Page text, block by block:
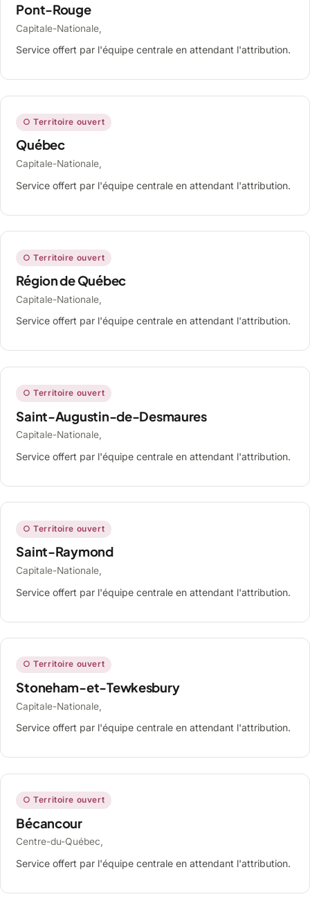
Pont-Rouge
Capitale-Nationale,
Service offert par l'équipe centrale en attendant l'attribution.
○ Territoire ouvert
Québec
Capitale-Nationale,
Service offert par l'équipe centrale en attendant l'attribution.
○ Territoire ouvert
Région de Québec
Capitale-Nationale,
Service offert par l'équipe centrale en attendant l'attribution.
○ Territoire ouvert
Saint-Augustin-de-Desmaures
Capitale-Nationale,
Service offert par l'équipe centrale en attendant l'attribution.
○ Territoire ouvert
Saint-Raymond
Capitale-Nationale,
Service offert par l'équipe centrale en attendant l'attribution.
○ Territoire ouvert
Stoneham-et-Tewkesbury
Capitale-Nationale,
Service offert par l'équipe centrale en attendant l'attribution.
○ Territoire ouvert
Bécancour
Centre-du-Québec,
Service offert par l'équipe centrale en attendant l'attribution.